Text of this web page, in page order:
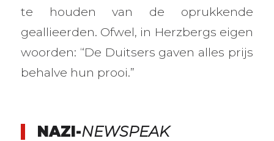
te houden van de oprukkende
geallieerden. Ofwel, in Herzbergs eigen
woorden: “De Duitsers gaven alles prijs
behalve hun prooi.”
NAZI-NEWSPEAK